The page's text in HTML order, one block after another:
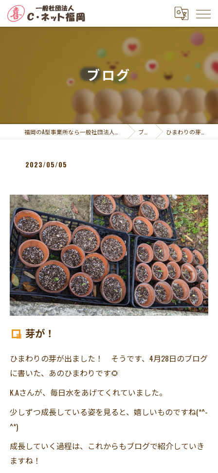
ブログ
ブログ ひまわりの芽が出ま…
2023/05/05
芽が！
ひまわりの芽が出ました！ そうです、4月28日のブログ
に書いた、あのひまわりです🌻
K.Aさんが、毎日水をあげてくれていました。
少しずつ成長している姿を見ると、嬉しいものですね(*^-
^*)
成長していく過程は、これからもブログで紹介していき
ますね！